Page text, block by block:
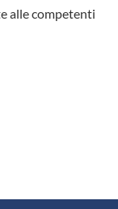
alle competenti